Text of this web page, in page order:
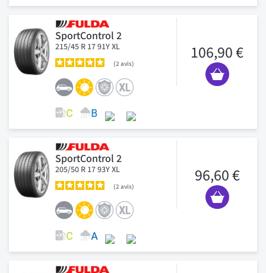
SportControl 2
215/45 R 17 91Y XL
2 avis
106,90 €
SportControl 2
205/50 R 17 93Y XL
2 avis
96,60 €